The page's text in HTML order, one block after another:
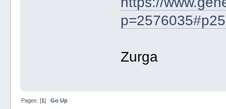
Zurga
Pages: [1] Go Up